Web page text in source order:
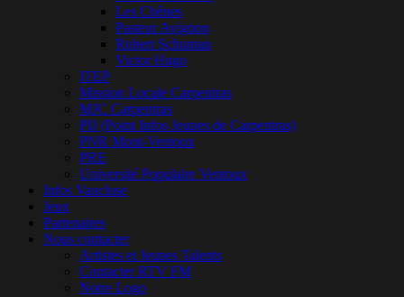
Les Chênes
Pasteur Avignon
Robert Schuman
Victor Hugo
ITEP
Mission Locale Carpentras
MJC Carpentras
PIJ (Point Infos Jeunes de Carpentras)
PNR Mont-Ventoux
PRE
Université Populaire Ventoux
Infos Vaucluse
Jeux
Partenaires
Nous contacter
Artistes et Jeunes Talents
Contacter RTV FM
Notre Logo